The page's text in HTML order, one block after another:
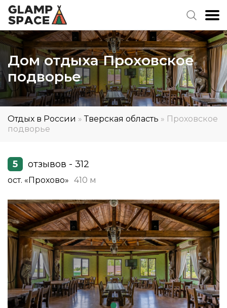
Дом отдыха Проховское
подворье
Отдых в России »Тверская область » Проховское
подворье
5 отзывов - 312
ост. «Прохово» 410 м